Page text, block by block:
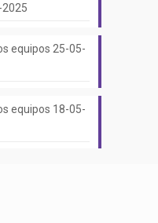
equipos 25-05-
equipos 18-05-